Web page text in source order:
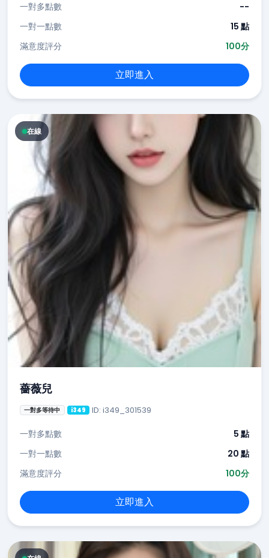
一對多點數
--
一對一點數
15 點
滿意度評分
100分
立即進入
在線
薔薇兒
一對多等待中 i349 ID: i349_301539
一對多點數
5 點
一對一點數
20 點
滿意度評分
100分
立即進入